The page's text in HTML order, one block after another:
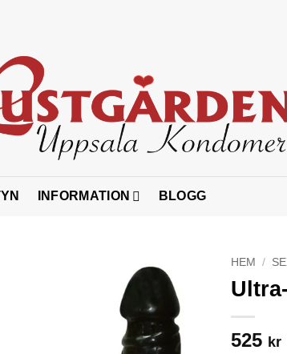
INFORMATION BLOGG
HEM /
525 kr